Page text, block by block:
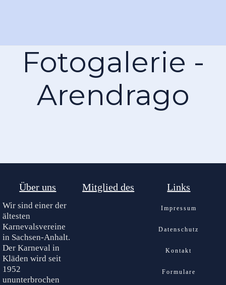
Fotogalerie -
Arendrago
Über uns
Wir sind einer der
ältesten
Karnevalsvereine
in Sachsen-Anhalt.
Der Karneval in
Kläden wird seit
1952
ununterbrochen
Mitglied des Links
Impressum
Datenschutz
Kontakt
Formulare